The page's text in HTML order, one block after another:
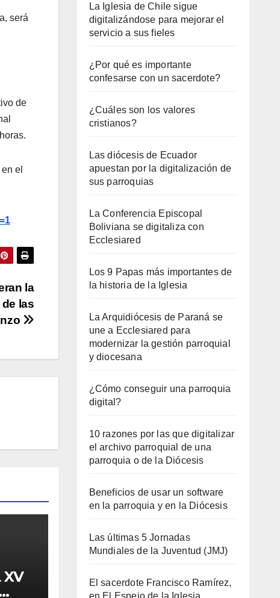
será
de
el
la
las
XV
La Iglesia de Chile sigue
digitalizándose para mejorar el
servicio a sus fieles
¿Por qué es importante
confesarse con un sacerdote?
¿Cuáles son los valores
cristianos?
Las diócesis de Ecuador
apuestan por la digitalización de
sus parroquias
La Conferencia Episcopal
Boliviana se digitaliza con
Ecclesiared
Los 9 Papas más importantes de
la historia de la Iglesia
La Arquidiócesis de Paraná se
une a Ecclesiared para
modernizar la gestión parroquial
y diocesana
¿Cómo conseguir una parroquia
digital?
10 razones por las que digitalizar
el archivo parroquial de una
parroquia o de la Diócesis
Beneficios de usar un software
en la parroquia y en la Diócesis
Las últimas 5 Jornadas
Mundiales de la Juventud (JMJ)
El sacerdote Francisco Ramírez,
en El Espejo de la Iglesia